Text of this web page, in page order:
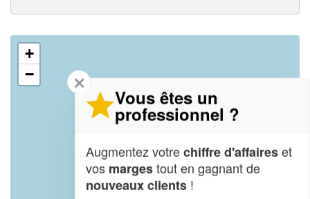
+
−
✕
Vous êtes un
professionnel ?
Augmentez votrechiffre d'affaireset
vos margestout en gagnant de
nouveaux clients !